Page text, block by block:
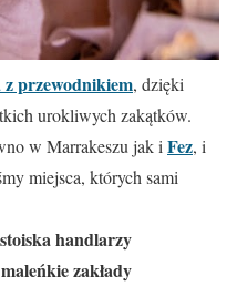
z przewodnikiem, dzięki
urokliwych zakątków.
w Marrakeszu jak i Fez, i
miejsca, których sami
handlarzy
maleńkie zakłady